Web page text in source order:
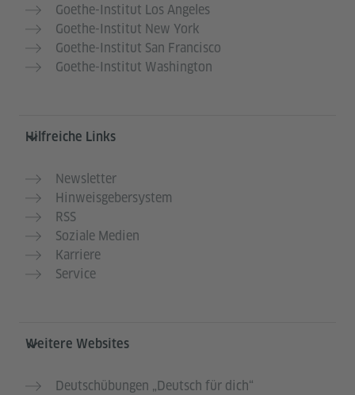
Goethe-Institut Los Angeles
Goethe-Institut New York
Goethe-Institut San Francisco
Goethe-Institut Washington
Hilfreiche Links
Newsletter
Hinweisgebersystem
RSS
Soziale Medien
Karriere
Service
Weitere Websites
Deutschübungen „Deutsch für dich“